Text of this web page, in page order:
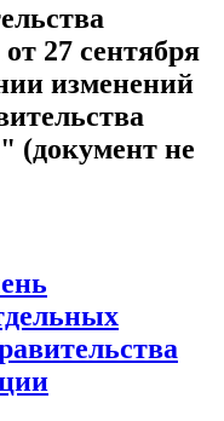
27 сентября
изменений
(документ не